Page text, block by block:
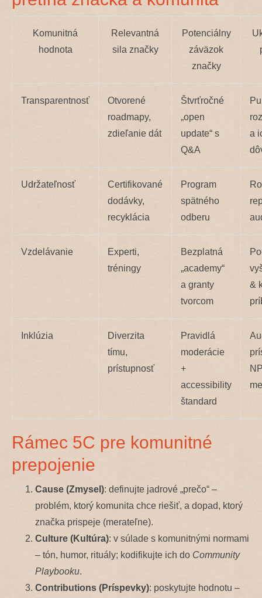
Komunitná
hodnota
Relevantná
sila značky
Potenciálny
záväzok
značky
Transparentnosť
Otvorené
roadmapy,
zdieľanie dát
Štvrťročné
„open
update“ s
Q&A
a
Udržateľnosť
Certifikované
dodávky,
recyklácia
Program
spätného
odberu
Vzdelávanie
Experti,
tréningy
Bezplatná
„academy“
a granty
tvorcom
&
Inklúzia
Diverzita
tímu,
prístupnosť
Pravidlá
moderácie
+
accessibility
štandard
Rámec 5C pre komunitné
prepojenie
Cause (Zmysel): definujte jadrové „prečo“ –
problém, ktorý komunita chce riešiť, a dopad, ktorý
značka prispeje (merateľne).
Culture (Kultúra): v súlade s komunitnými normami
– tón, humor, rituály; kodifikujte ich do Community
Playbooku.
Contributions (Príspevky): poskytujte hodnotu –